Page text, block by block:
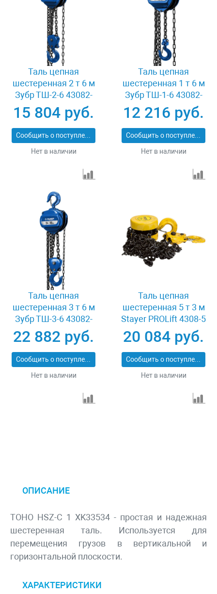
Таль цепная
шестеренная 2 т 6 м
Зубр ТШ-2-6 43082-
2_z01
15 804 руб.
Сообщить о поступлении
Нет в наличии
Таль цепная
шестеренная 1 т 6 м
Зубр ТШ-1-6 43082-
1_z01
12 216 руб.
Сообщить о поступлении
Нет в наличии
Таль цепная
шестеренная 3 т 6 м
Зубр ТШ-3-6 43082-
3_z01
22 882 руб.
Сообщить о поступлении
Нет в наличии
Таль цепная
шестеренная 5 т 3 м
Stayer PROLift 4308-5
20 084 руб.
Сообщить о поступлении
Нет в наличии
ОПИСАНИЕ
TOHO HSZ-C 1 XK33534 - простая и надежная
шестеренная таль. Используется для
перемещения грузов в вертикальной и
горизонтальной плоскости.
ХАРАКТЕРИСТИКИ